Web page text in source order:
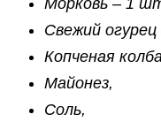
Морковь – 1
Свежий
Копченая
Майонез,
Соль,